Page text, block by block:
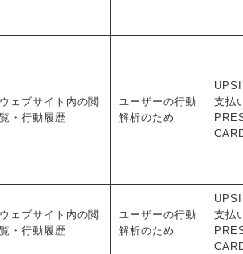
ウェブサイト内の閲
覧・行動履歴
ユーザーの行動
解析のため
支払
ウェブサイト内の閲
覧・行動履歴
ユーザーの行動
解析のため
支払